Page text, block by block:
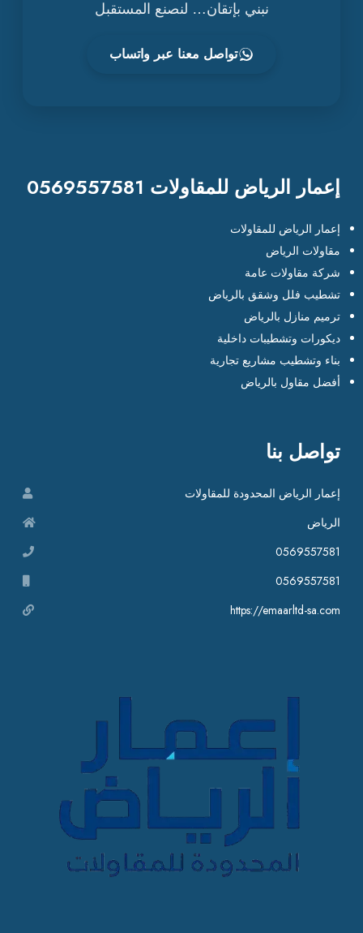
نبني بإتقان… لنصنع المستقبل
تواصل معنا عبر واتساب
إعمار الرياض للمقاولات 0569557581
إعمار الرياض للمقاولات
مقاولات الرياض
شركة مقاولات عامة
تشطيب فلل وشقق بالرياض
ترميم منازل بالرياض
ديكورات وتشطيبات داخلية
بناء وتشطيب مشاريع تجارية
أفضل مقاول بالرياض
تواصل بنا
إعمار الرياض المحدودة للمقاولات
الرياض
0569557581
0569557581
https://emaarltd-sa.com